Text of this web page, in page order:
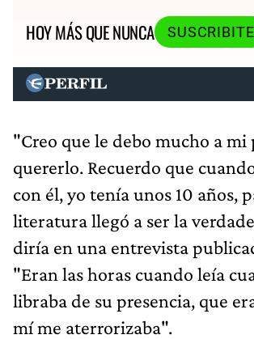
HOY MÁS QUE NUNCA
SUSCRIBITE
"Creo que le debo mucho a mi
quererlo. Recuerdo que
con él, yo tenía unos 10 años,
literatura llegó a ser la
diría en una entrevista
"Eran las horas cuando leía
libraba de su presencia, que
mí me aterrorizaba".